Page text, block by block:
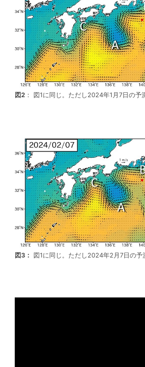
図2 ： 図1に同じ。ただし2024年1月7日の予
図3： 図1に同じ。ただし2024年2月7日の予